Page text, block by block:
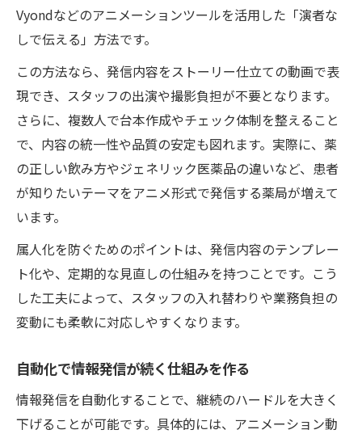
Vyondなどのアニメーションツールを活用した「演者な
しで伝える」方法です。
この方法なら、発信内容をストーリー仕立ての動画で表
現でき、スタッフの出演や撮影負担が不要となります。
さらに、複数人で台本作成やチェック体制を整えること
で、内容の統一性や品質の安定も図れます。実際に、薬
の正しい飲み方やジェネリック医薬品の違いなど、患者
が知りたいテーマをアニメ形式で発信する薬局が増えて
います。
属人化を防ぐためのポイントは、発信内容のテンプレー
ト化や、定期的な見直しの仕組みを持つことです。こう
した工夫によって、スタッフの入れ替わりや業務負担の
変動にも柔軟に対応しやすくなります。
自動化で情報発信が続く仕組みを作る
情報発信を自動化することで、継続のハードルを大きく
下げることが可能です。具体的には、アニメーション動